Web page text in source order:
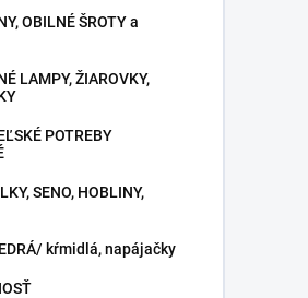
OBILNÉ ŠROTY a
LAMPY, ŽIAROVKY,
POTREBY
SENO, HOBLINY,
kŕmidlá, napájačky